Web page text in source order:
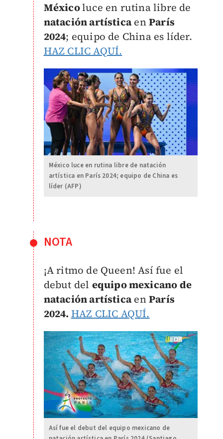
Méxicoluce en rutina libre de
natación artísticaenParís
2024; equipo de China es líder.
HAZ CLIC AQUÍ.
México luce en rutina libre de natación
artística en París 2024; equipo de China es
líder (AFP)
NOTA
¡A ritmo de Queen! Así fue el
debut del equipo mexicano de
natación artísticaenParís
2024. HAZ CLIC AQUÍ.
Así fue el debut del equipo mexicano de